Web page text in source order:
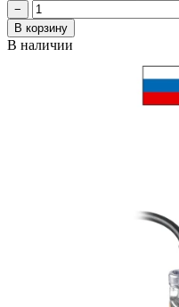
−
В корзину
В наличии